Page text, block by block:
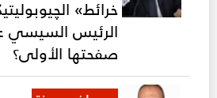
خرائط»
الرئيس
صفحتها الأولى؟